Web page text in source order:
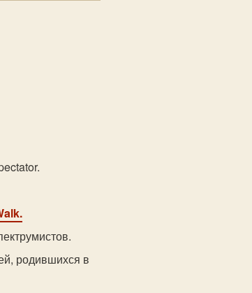
родившихся в